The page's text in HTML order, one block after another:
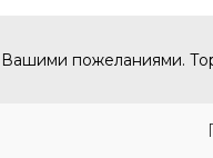
пожеланиями.